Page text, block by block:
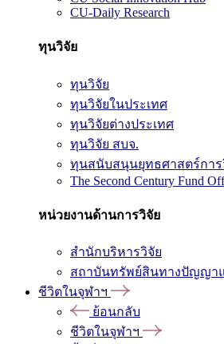
CU-Daily Research
ทุนวิจัย
ทุนวิจัย
ทุนวิจัยในประเทศ
ทุนวิจัยต่างประเทศ
ทุนวิจัย สบจ.
ทุนสนับสนุนยุทธศาสตร์การ
The Second Century Fund
หน่วยงานด้านการวิจัย
สำนักบริหารวิจัย
สถาบันทรัพย์สินทางปัญญา
ชีวิตในจุฬาฯ
ย้อนกลับ
ชีวิตในจุฬาฯ